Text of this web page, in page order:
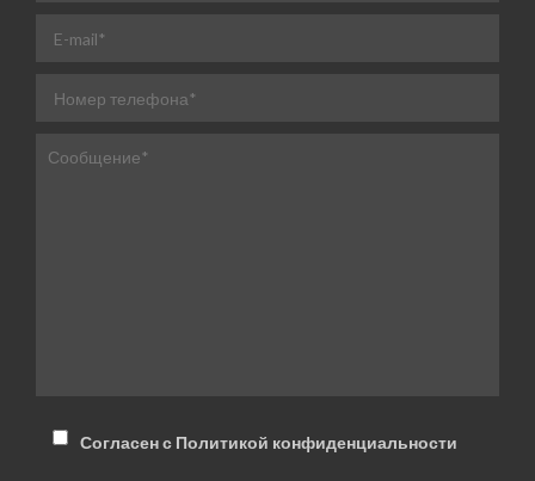
Согласен с Политикой конфиденциальности